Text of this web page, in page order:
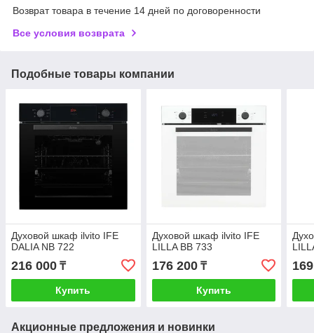
Возврат товара в течение 14 дней по договоренности
Все условия возврата
Подобные товары компании
Духовой шкаф ilvito IFE
DALIA NB 722
216 000 ₸
Купить
Духовой шкаф ilvito IFE
LILLA BB 733
176 200₸
Купить
Акционные предложения и новинки